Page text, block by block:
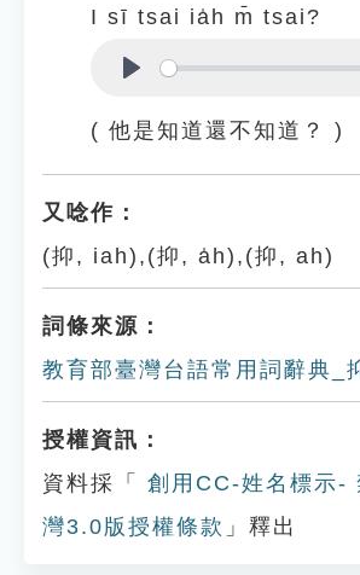
I sī tsai ia̍h m̄ tsai?
( 他是知道還不知道？ )
又唸作：
(抑, iah),(抑, a̍h),(抑, ah)
詞條來源：
教育部臺灣台語常用詞辭典_
授權資訊：
資料採「
創用CC-姓名標示-
灣3.0版授權條款 」釋出